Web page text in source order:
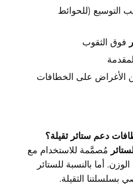
التوسيع (للحوائط
فوق الثقوب
الأغراض على الخطافات
دعم ستائر ثقيلة؟
مُصمَّمة للاستخدام مع
أما بالنسبة للستائر
بسلسلتنا الثقيلة.